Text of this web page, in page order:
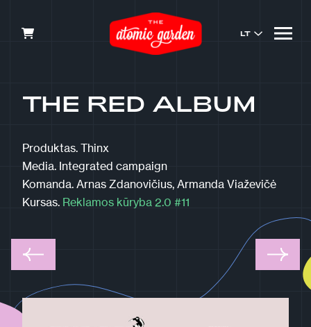
LT
THE RED ALBUM
Produktas. Thinx
Media. Integrated campaign
Komanda. Arnas Zdanovičius, Armanda Viaževičė
Kursas. Reklamos kūryba 2.0 #11